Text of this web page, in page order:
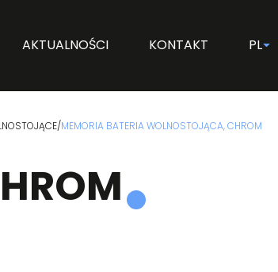
AKTUALNOŚCI KONTAKT PL
/MEMORIA BATERIA WOLNOSTOJĄCA, CHROM